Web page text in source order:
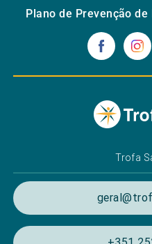
Plano de Prevenção de
Trofa